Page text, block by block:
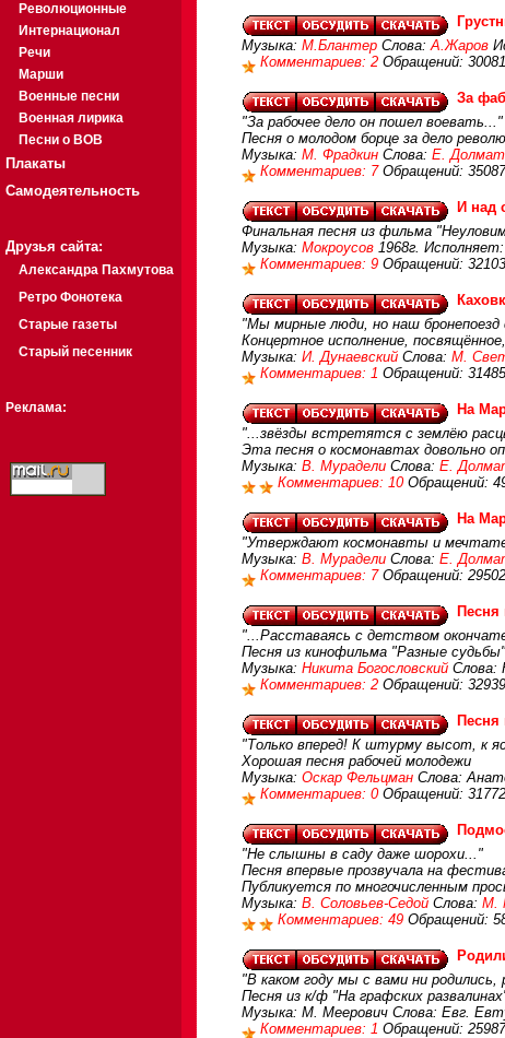
Революционные
Интернационал
Речи
Марши
Военные песни
Военная лирика
Песни о ВОВ
Плакаты
Самодеятельность
Друзья сайта:
Александра Пахмутова
Ретро Фонотека
Старые газеты
Старый песенник
Реклама:
Музыка: М.Блантер Слова:А.Жаров
Комментариев: 2 Обращений: 30081
За
"За рабочее дело он пошел воевать..."
Песня о молодом борце за дело
Музыка: М. Фрадкин Слова: Е.
Комментариев: 7 Обращений: 35087
И над
Финальная песня из фильма
Музыка: Мокроусов 1968г. Исполняет:
Комментариев: 9 Обращений: 32103
"Мы мирные люди, но наш
Концертное исполнение,
Музыка: И. Дунаевский Слова: М.
Комментариев: 1 Обращений: 31485
На
"...звёзды встретятся с землёю
Эта песня о космонавтах довольно
Музыка: В. Мурадели Слова: Е.
Комментариев: 10 Обращений:
На
"Утверждают космонавты и
Музыка: В. Мурадели Слова: Е.
Комментариев: 7 Обращений: 29502
Песня
"...Расставаясь с детством
Песня из кинофильма "Разные судьбы"
Музыка: Никита Богословский Слова:
Комментариев: 2 Обращений: 32939
"Только вперед! К штурму высот, к
Хорошая песня рабочей молодежи
Музыка: Оскар Фельцман Слова:
Комментариев: 0 Обращений: 31772
"Не слышны в саду даже шорохи..."
Песня впервые прозвучала на
Публикуется по многочисленным
Музыка: В. Соловьев-Седой Слова: М.
Комментариев: 49 Обращений:
"В каком году мы с вами ни
Песня из к/ф "На графских
Музыка: М. Меерович Слова: Евг.
Комментариев: 1 Обращений: 25987